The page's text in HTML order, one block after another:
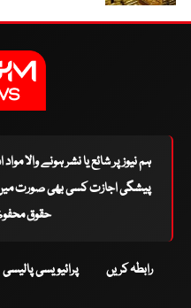
ہم نیوز پر شائع یا نشر ہونے والا
پیشگی اجازت کسی بھی صورت میں
حقوق محفوظ
رابطہ کریں پرائیویسی پالیسی